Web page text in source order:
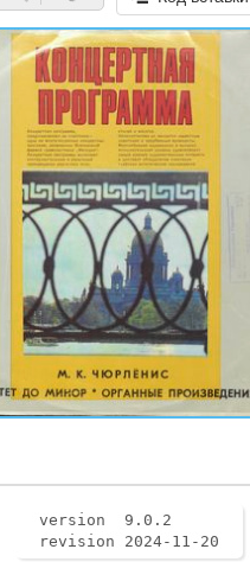
version 9.0.2
revision 2024-11-20